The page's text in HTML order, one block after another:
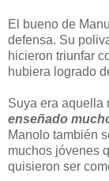
El bueno de
defensa. Su
hicieron triunfar
hubiera logrado
Suya era aquella
enseñado
Manolo también
muchos jóvenes
quisieron ser